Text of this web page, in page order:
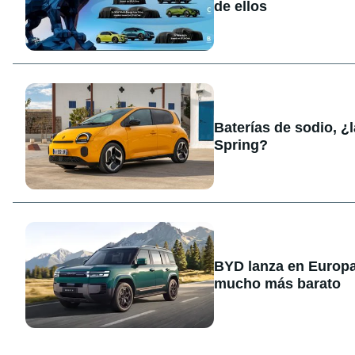
de ellos
Baterías de sodio,
Spring?
BYD lanza en
mucho más barato